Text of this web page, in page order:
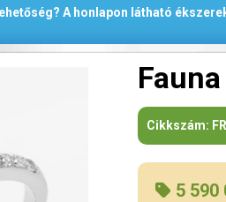
A honlapon látható
Cikkszám:
5 590